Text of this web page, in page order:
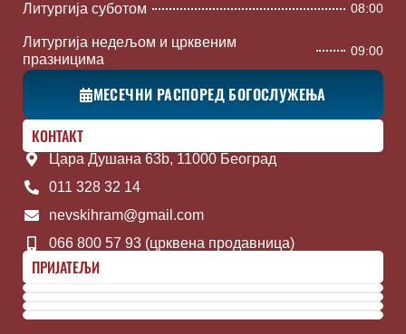
Литургија суботом 08:00
Литургија недељом и црквеним
празницима
09:00
МЕСЕЧНИ РАСПОРЕД БОГОСЛУЖЕЊА
КОНТАКТ
Цара Душана 63b, 11000 Београд
011 328 32 14
nevskihram@gmail.com
066 800 57 93 (црквена продавница)
ПРИЈАТЕЉИ